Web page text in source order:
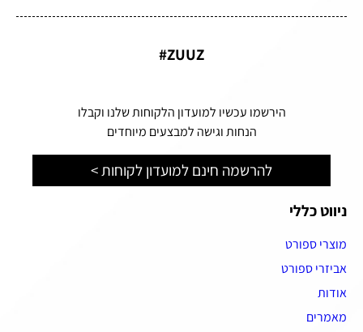
ZUUZ#
הירשמו עכשיו למועדון הלקוחות שלנו וקבלו
הנחות וגישה למבצעים מיוחדים
להרשמה חינם למועדון לקוחות >
ניווט כללי
מוצרי ספורט
אביזרי ספורט
אודות
מאמרים